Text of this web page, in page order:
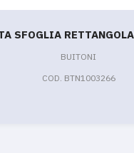
SFOGLIA
BUITONI
COD. BTN1003266